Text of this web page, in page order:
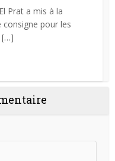
Prat a mis à la
consigne pour les
[…]